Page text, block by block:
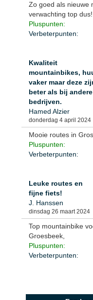
Zo goed als nieuwe
verwachting top dus!
Pluspunten:
Verbeterpunten:
Kwaliteit
mountainbikes,
vaker maar deze
beter als bij andere
bedrijven.
Hamed Alzier
donderdag 4 april 2024
Mooie routes in
Pluspunten:
Verbeterpunten:
Leuke routes en
fijne fiets!
J. Hanssen
dinsdag 26 maart 2024
Top mountainbike
Groesbeek,
Pluspunten:
Verbeterpunten: